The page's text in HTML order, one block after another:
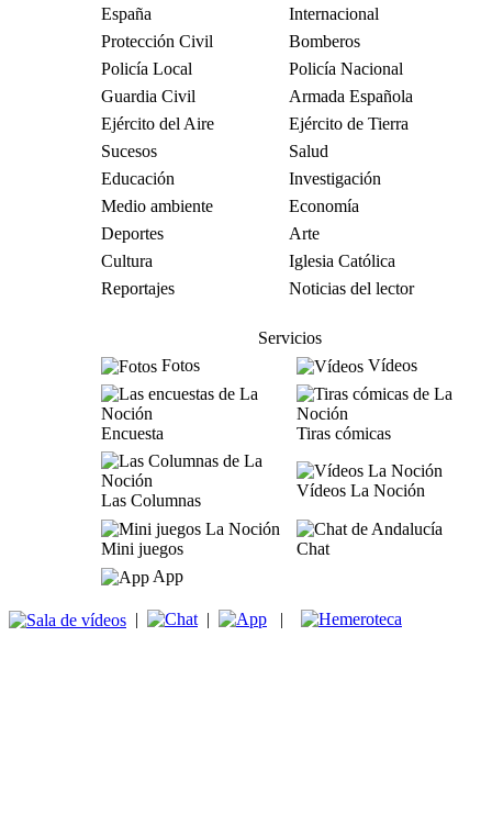
España
Internacional
Protección Civil
Bomberos
Policía Local
Policía Nacional
Guardia Civil
Armada Española
Ejército del Aire
Ejército de Tierra
Sucesos
Salud
Educación
Investigación
Medio ambiente
Economía
Deportes
Arte
Cultura
Iglesia Católica
Reportajes
Noticias del lector
Servicios
Fotos
Vídeos
Encuesta Tiras cómicas
Las Columnas
Vídeos La Noción
Mini juegos
Chat
App
| | |